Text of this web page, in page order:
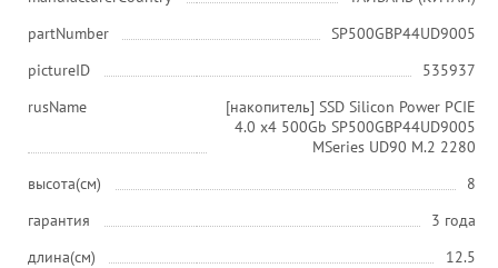
partNumber
SP500GBP44UD9005
pictureID
535937
rusName
[накопитель] SSD Silicon Power PCIE
4.0 x4 500Gb SP500GBP44UD9005
MSeries UD90 M.2 2280
высота(см)
8
гарантия
3 года
длина(см)
12.5